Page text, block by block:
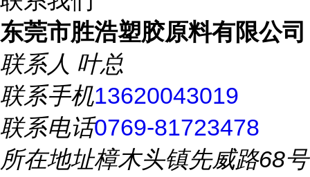
东莞市胜浩塑胶原料有限公司
联系人 叶总
联系手机13620043019
联系电话0769-81723478
所在地址樟木头镇先威路68号